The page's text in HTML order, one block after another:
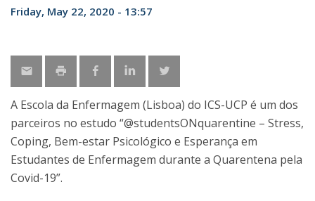
Friday, May 22, 2020 - 13:57
A Escola da Enfermagem (Lisboa) do ICS-UCP é um dos
parceiros no estudo “@studentsONquarentine – Stress,
Coping, Bem-estar Psicológico e Esperança em
Estudantes de Enfermagem durante a Quarentena pela
Covid-19”.